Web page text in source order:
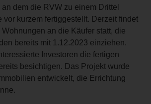
dem die RVW zu einem Drittel
vor kurzem fertiggestellt. Derzeit findet
an die Käufer statt, die
bereits mit 1.12.2023 einziehen.
Investoren die fertigen
besichtigen. Das Projekt wurde
entwickelt, die Errichtung